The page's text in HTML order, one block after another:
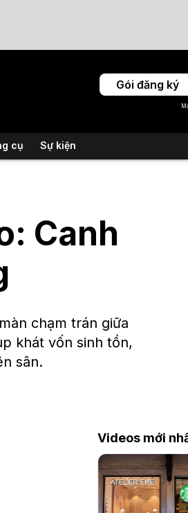
Gói đăng ký
cụ Sự kiện
Canh
chạm trán giữa
khát vốn sinh tồn,
sân.
Videos mới